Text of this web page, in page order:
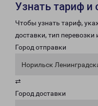
Узнать тариф и
Чтобы узнать тариф,
доставки, тип перевозки
Город отправки
Норильск
⇄
Город доставки